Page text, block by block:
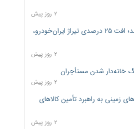
۲ روز پیش
ترمز تولید خودرو کشیده شد؛ افت ۲۵ درصدی تیراژ ایران‌خودرو،
۲ روز پیش
خانه‌دار شدن مستأجران
۲ روز پیش
زمینی به راهبرد تأمین کالاهای
۲ روز پیش